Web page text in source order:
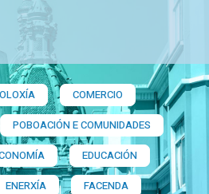
COMERCIO
POBOACIÓN E COMUNIDADES
EDUCACIÓN
ENERXÍA
FACENDA